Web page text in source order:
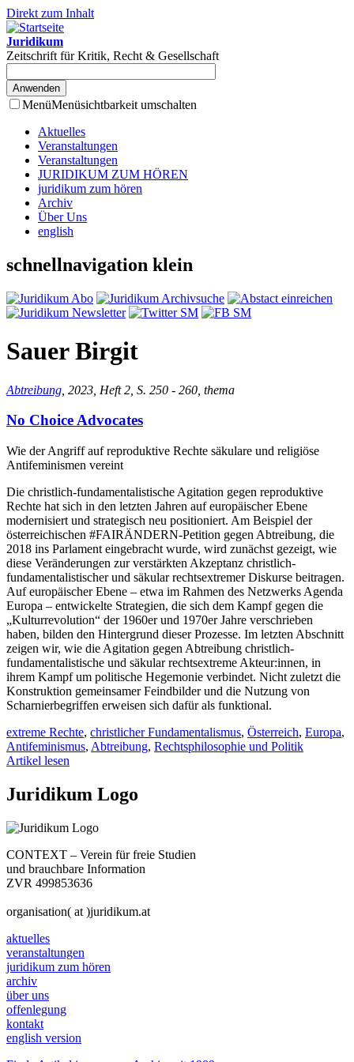
Direkt zum Inhalt
Juridikum
Zeitschrift für Kritik, Recht & Gesellschaft
MenüMenüsichtbarkeit umschalten
Aktuelles
Veranstaltungen
Veranstaltungen
JURIDIKUM ZUM HÖREN
juridikum zum hören
Archiv
Über Uns
english
schnellnavigation klein
Sauer Birgit
Abtreibung , 2023, Heft 2, S. 250 - 260, thema
No Choice Advocates
Wie der Angriff auf reproduktive Rechte säkulare und religiöse
Antifeminismen vereint
Die christlich-fundamentalistische Agitation gegen reproduktive
Rechte hat sich in den letzten Jahren auf europäischer Ebene
modernisiert und strategisch neu positioniert. Am Beispiel der
österreichischen #FAIRÄNDERN-Petition gegen Abtreibung, die
2018 ins Parlament eingebracht wurde, wird zunächst gezeigt, wie
diese Veränderungen zur verstärkten Akzeptanz christlich-
fundamentalistischer und säkular rechtsextremer Diskurse beitragen.
Auf europäischer Ebene – etwa im Rahmen des Netzwerks Agenda
Europa – entwickelte Strategien, die sich dem Kampf gegen die
„Kulturrevolution“ der 1960er und 1970er Jahre verschrieben
haben, bilden den Hintergrund dieser Prozesse. Im letzten Abschnitt
zeigen wir, wie die Agitation gegen Abtreibung christlich-
fundamentalistische und säkular rechtsextreme Akteur:innen, in
ihrem Kampf um politische Hegemonie verbindet. Nicht zuletzt die
Konstruktion gemeinsamer Feindbilder und die Nutzung von
Scharnierbegriffen erweisen sich dafür als funktional.
extreme Rechte, christlicher Fundamentalismus, Österreich, Europa,
Antifeminismus, Abtreibung, Rechtsphilosophie und Politik
Artikel lesen
Juridikum Logo
CONTEXT – Verein für freie Studien
und brauchbare Information
ZVR 499853636
organisation( at )juridikum.at
aktuelles
veranstaltungen
juridikum zum hören
archiv
über uns
offenlegung
kontakt
english version